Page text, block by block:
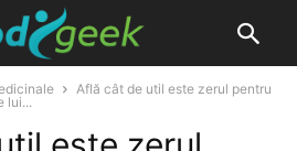
Află cât de util este zerul pentru
lui...